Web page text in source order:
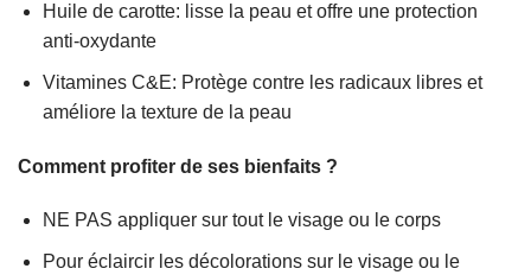
Huile de carotte: lisse la peau et offre une protection
anti-oxydante
Vitamines C&E: Protège contre les radicaux libres et
améliore la texture de la peau
Comment profiter de ses bienfaits ?
NE PAS appliquer sur tout le visage ou le corps
Pour éclaircir les décolorations sur le visage ou le